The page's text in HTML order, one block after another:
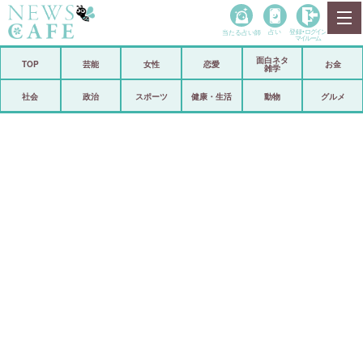
政治
当たる占い師 占い 登録• ログイン
マイルーム
TOP 芸能 女性 恋愛
面白ネタ
雑学
お金
社会 政治 スポーツ 健康・生活 動物 グルメ